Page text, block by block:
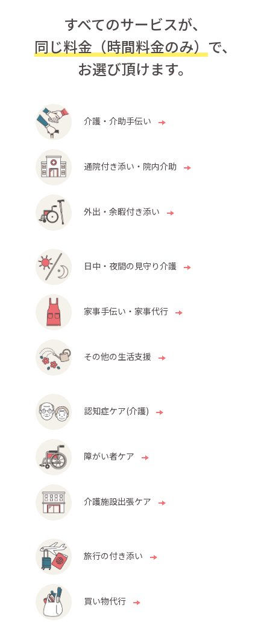
すべてのサービスが、
同じ料金（時間料金のみ） で、
お選び頂けます。
介護・介助手伝い
通院付き添い・院内介助
外出・余暇付き添い
日中・夜間の見守り介護
家事手伝い・家事代行
その他の生活支援
認知症ケア(介護)
障がい者ケア
介護施設出張ケア
旅行の付き添い
買い物代行